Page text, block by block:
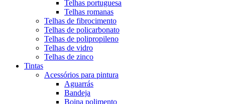
Telhas portuguesa
Telhas romanas
Telhas de fibrocimento
Telhas de policarbonato
Telhas de polipropileno
Telhas de vidro
Telhas de zinco
Tintas
Acessórios para pintura
Aguarrás
Bandeja
Boina polimento